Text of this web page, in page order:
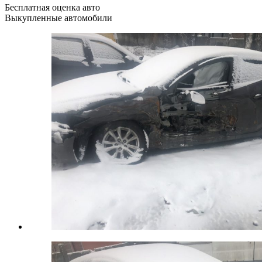
Бесплатная оценка авто
Выкупленные автомобили